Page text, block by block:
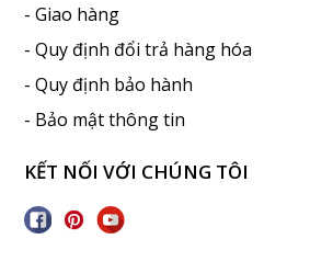
- Giao hàng
- Quy định đổi trả hàng hóa
- Quy định bảo hành
- Bảo mật thông tin
KẾT NỐI VỚI CHÚNG TÔI